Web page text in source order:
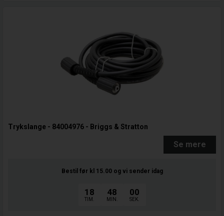
Trykslange - 84004976 - Briggs & Stratton
Se mere
Bestil før kl 15.00 og vi sender idag
18
TIM.
48
MIN.
00
SEK.